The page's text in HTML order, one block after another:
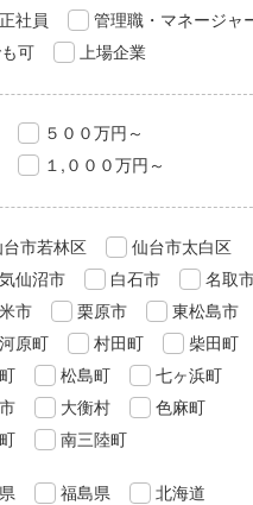
正社員
管理職・マネージャ
可 上場企業
５００万円～
１,０００万円～
市若林区
仙台市太白区
気仙沼市 白石市
名取
市 栗原市
東松島市
原町 村田町
柴田町
松島町
七ヶ浜町
大衡村
色麻町
南三陸町
福島県 北海道